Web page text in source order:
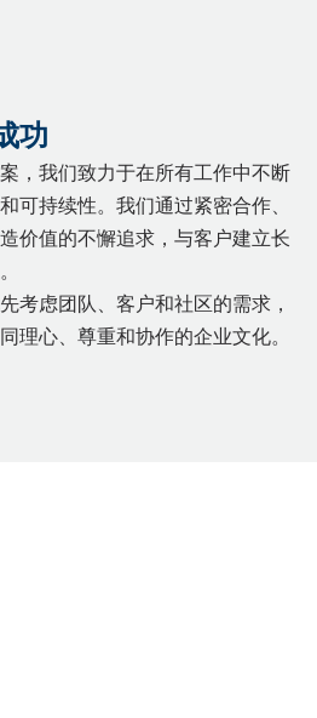
功
，我们致力于在所有工作中不断
可持续性。我们通过紧密合作、
价值的不懈追求，与客户建立长
考虑团队、客户和社区的需求，
理心、尊重和协作的企业文化。